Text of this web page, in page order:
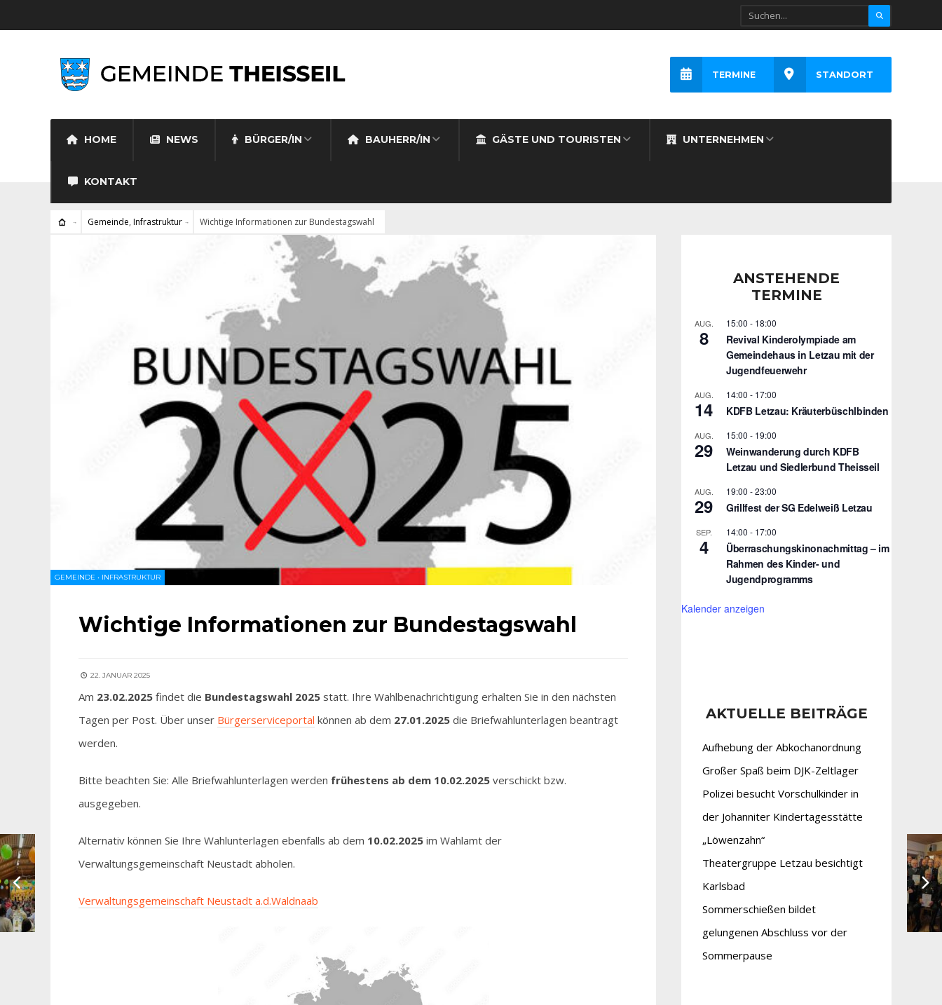
HOME NEWS BÜRGER/IN BAUHERR/IN GÄSTE UND TOURISTEN UNTERNEHMEN
KONTAKT
TERMINE STANDORT
Gemeinde, Infrastruktur Wichtige Informationen zur Bundestagswahl
GEMEINDE • INFRASTRUKTUR
Wichtige Informationen zur Bundestagswahl
22. JANUAR 2025
Am 23.02.2025 findet die Bundestagswahl 2025 statt. Ihre Wahlbenachrichtigung erhalten Sie in den nächsten
Tagen per Post. Über unser Bürgerserviceportal können ab dem 27.01.2025 die Briefwahlunterlagen beantragt
werden.
Bitte beachten Sie: Alle Briefwahlunterlagen werden frühestens ab dem 10.02.2025 verschickt bzw.
ausgegeben.
Alternativ können Sie Ihre Wahlunterlagen ebenfalls ab dem 10.02.2025 im Wahlamt der
Verwaltungsgemeinschaft Neustadt abholen.
Verwaltungsgemeinschaft Neustadt a.d.Waldnaab
ANSTEHENDE
TERMINE
AUG.
8
15:00 - 18:00
Revival Kinderolympiade am
Gemeindehaus in Letzau mit der
Jugendfeuerwehr
AUG.
14
14:00 - 17:00
KDFB Letzau: Kräuterbüschlbinden
AUG.
29
15:00 - 19:00
Weinwanderung durch KDFB
Letzau und Siedlerbund Theisseil
AUG.
29
19:00 -23:00
Grillfest der SG Edelweiß Letzau
SEP.
4
14:00 - 17:00
Überraschungskinonachmittag – im
Rahmen des Kinder- und
Jugendprogramms
Kalender anzeigen
AKTUELLE BEITRÄGE
Aufhebung der Abkochanordnung
Großer Spaß beim DJK-Zeltlager
Polizei besucht Vorschulkinder in
der Johanniter Kindertagesstätte
„Löwenzahn“
Theatergruppe Letzau besichtigt
Karlsbad
Sommerschießen bildet
gelungenen Abschluss vor der
Sommerpause